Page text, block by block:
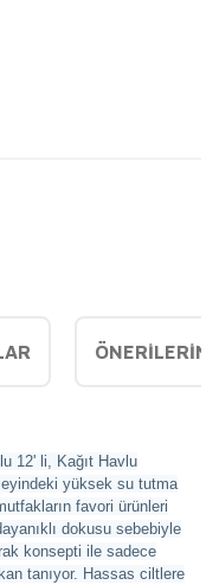
12' li, Kağıt Havlu
yüksek su tutma
favori ürünleri
dokusu sebebiyle
konsepti ile sadece
tanıyor. Hassas ciltlere